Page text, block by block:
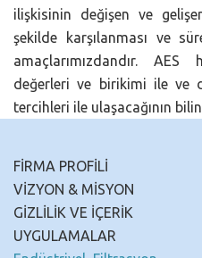
ilişkisinin değişen ve
şekilde karşılanması ve
amaçlarımızdandır.
değerleri ve birikimi ile ve
tercihleri ile ulaşacağının
FİRMA PROFİLİ
VİZYON & MİSYON
GİZLİLİK VE İÇERİK
UYGULAMALAR